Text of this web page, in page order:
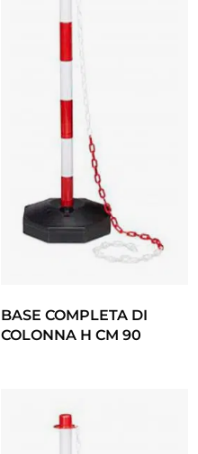
BASE COMPLETA DI
COLONNA H CM 90